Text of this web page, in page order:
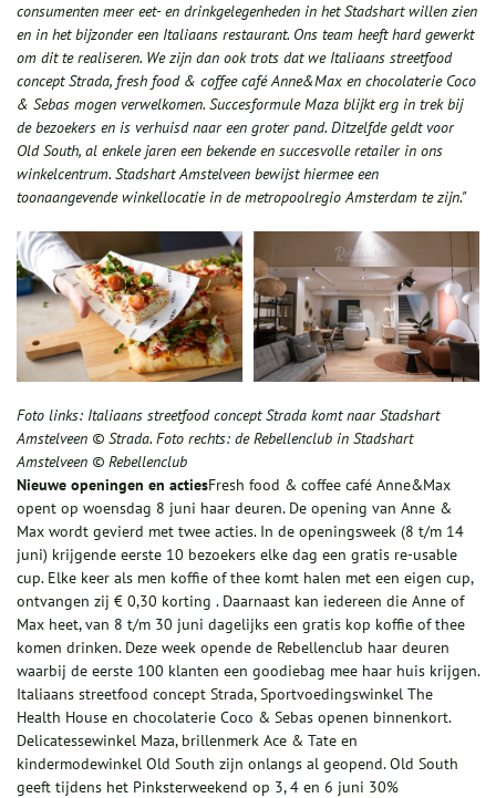
consumenten meer eet- en drinkgelegenheden in het Stadshart willen zien
en in het bijzonder een Italiaans restaurant. Ons team heeft hard gewerkt
om dit te realiseren. We zijn dan ook trots dat we Italiaans streetfood
concept Strada, fresh food & coffee café Anne&Max en chocolaterie Coco
& Sebas mogen verwelkomen. Succesformule Maza blijkt erg in trek bij
de bezoekers en is verhuisd naar een groter pand. Ditzelfde geldt voor
Old South, al enkele jaren een bekende en succesvolle retailer in ons
winkelcentrum. Stadshart Amstelveen bewijst hiermee een
toonaangevende winkellocatie in de metropoolregio Amsterdam te zijn."
Foto links: Italiaans streetfood concept Strada komt naar Stadshart
Amstelveen © Strada. Foto rechts: de Rebellenclub in Stadshart
Amstelveen © Rebellenclub
Nieuwe openingen en actiesFresh food & coffee café Anne&Max
opent op woensdag 8 juni haar deuren. De opening van Anne &
Max wordt gevierd met twee acties. In de openingsweek (8 t/m 14
juni) krijgende eerste 10 bezoekers elke dag een gratis re-usable
cup. Elke keer als men koffie of thee komt halen met een eigen cup,
ontvangen zij € 0,30 korting . Daarnaast kan iedereen die Anne of
Max heet, van 8 t/m 30 juni dagelijks een gratis kop koffie of thee
komen drinken. Deze week opende de Rebellenclub haar deuren
waarbij de eerste 100 klanten een goodiebag mee haar huis krijgen.
Italiaans streetfood concept Strada, Sportvoedingswinkel The
Health House en chocolaterie Coco & Sebas openen binnenkort.
Delicatessewinkel Maza, brillenmerk Ace & Tate en
kindermodewinkel Old South zijn onlangs al geopend. Old South
geeft tijdens het Pinksterweekend op 3, 4 en 6 juni 30%